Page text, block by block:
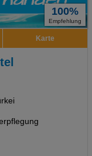
100%
Empfehlung
Karte